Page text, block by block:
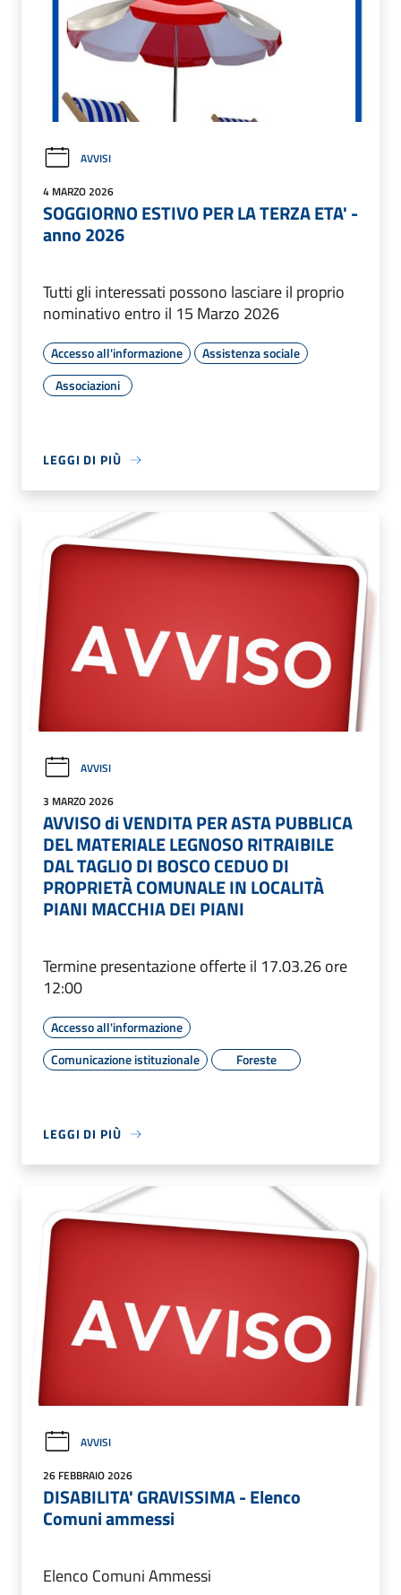
AVVISI
4 MARZO 2026
SOGGIORNO ESTIVO PER LA TERZA ETA' -
anno 2026
Tutti gli interessati possono lasciare il proprio
nominativo entro il 15 Marzo 2026
Accesso all'informazione
Assistenza sociale
Associazioni
LEGGI DI PIÙ
AVVISI
3 MARZO 2026
AVVISO di VENDITA PER ASTA PUBBLICA
DEL MATERIALE LEGNOSO RITRAIBILE
DAL TAGLIO DI BOSCO CEDUO DI
PROPRIETÀ COMUNALE IN LOCALITÀ
PIANI MACCHIA DEI PIANI
Termine presentazione offerte il 17.03.26 ore
12:00
Accesso all'informazione
Comunicazione istituzionale
Foreste
LEGGI DI PIÙ
AVVISI
26 FEBBRAIO 2026
DISABILITA' GRAVISSIMA - Elenco
Comuni ammessi
Elenco Comuni Ammessi